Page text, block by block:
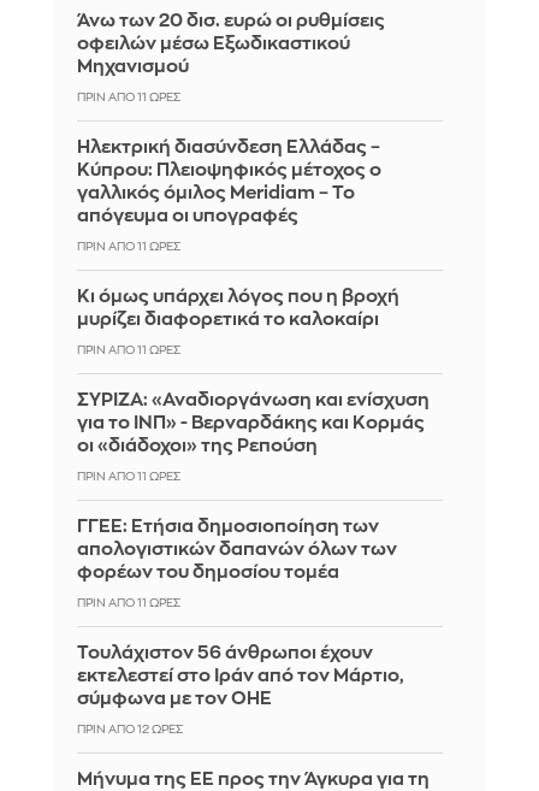
Άνω των 20 δισ. ευρώ οι ρυθμίσεις
οφειλών μέσω Εξωδικαστικού
Μηχανισμού
ΠΡΙΝ ΑΠΌ 11 ΏΡΕΣ
Ηλεκτρική διασύνδεση Ελλάδας –
Κύπρου: Πλειοψηφικός μέτοχος ο
γαλλικός όμιλος Meridiam – Το
απόγευμα οι υπογραφές
ΠΡΙΝ ΑΠΌ 11 ΏΡΕΣ
Κι όμως υπάρχει λόγος που η βροχή
μυρίζει διαφορετικά το καλοκαίρι
ΠΡΙΝ ΑΠΌ 11 ΏΡΕΣ
ΣΥΡΙΖΑ: «Αναδιοργάνωση και ενίσχυση
για το ΙΝΠ» - Βερναρδάκης και Κορμάς
οι «διάδοχοι» της Ρεπούση
ΠΡΙΝ ΑΠΌ 11 ΏΡΕΣ
ΓΓΕΕ: Eτήσια δημοσιοποίηση των
απολογιστικών δαπανών όλων των
φορέων του δημοσίου τομέα
ΠΡΙΝ ΑΠΌ 11 ΏΡΕΣ
Τουλάχιστον 56 άνθρωποι έχουν
εκτελεστεί στο Ιράν από τον Μάρτιο,
σύμφωνα με τον ΟΗΕ
ΠΡΙΝ ΑΠΌ 12 ΏΡΕΣ
Μήνυμα της ΕΕ προς την Άγκυρα για τη